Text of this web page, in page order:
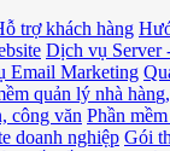
trợ khách hàng
Dịch vụ Server
Email Marketing
quản lý nhà
công văn Phần
doanh nghiệp Gói